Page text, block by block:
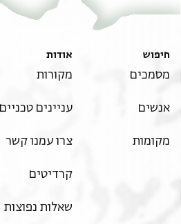
חיפוש
מסמכים
אנשים
מקומות
אודות
מקורות
עניינים טכניים
צרו עמנו קשר
קרדיטים
שאלות נפוצות